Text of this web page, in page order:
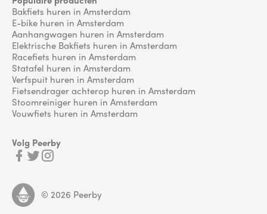
Bakfiets huren in Amsterdam
E-bike huren in Amsterdam
Aanhangwagen huren in Amsterdam
Elektrische Bakfiets huren in Amsterdam
Racefiets huren in Amsterdam
Statafel huren in Amsterdam
Verfspuit huren in Amsterdam
Fietsendrager achterop huren in Amsterdam
Stoomreiniger huren in Amsterdam
Vouwfiets huren in Amsterdam
Volg Peerby
© 2026 Peerby